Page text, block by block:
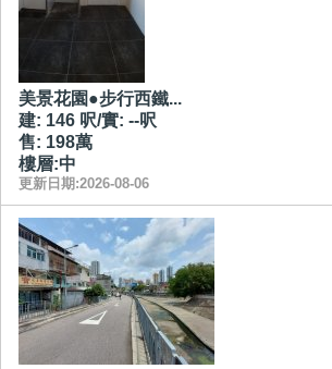
美景花園●步行西鐵...
建: 146 呎/實: --呎
售: 198萬
樓層:中
更新日期:2026-08-06